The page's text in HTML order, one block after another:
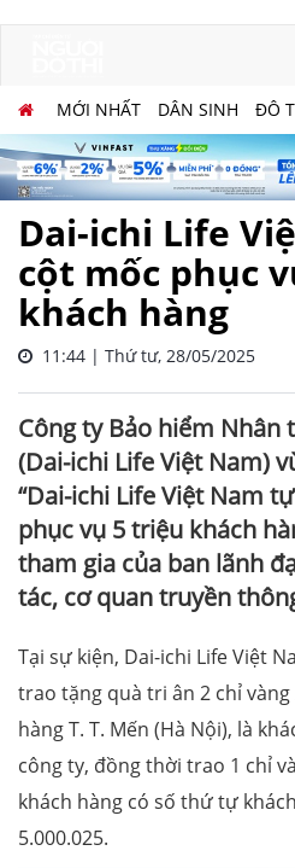
MỚI NHẤT DÂN SINH ĐÔ
Dai-ichi Life
cột mốc phục
khách hàng
11:44 | Thứ tư, 28/05/2025
Công ty Bảo hiểm Nhân
(Dai-ichi Life Việt Nam)
“Dai-ichi Life Việt Nam
phục vụ 5 triệu khách
tham gia của ban lãnh
tác, cơ quan truyền
Tại sự kiện, Dai-ichi Life Việt
trao tặng quà tri ân 2 chỉ vàng
hàng T. T. Mến (Hà Nội), là
công ty, đồng thời trao 1 chỉ
khách hàng có số thứ tự
5.000.025.